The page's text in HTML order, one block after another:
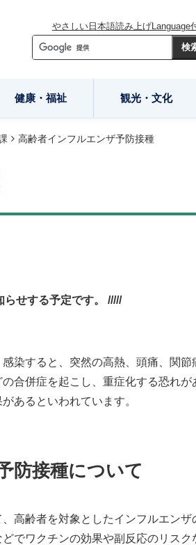
やさしい日本語読み上げLanguage
健康・福祉 観光・文化
高齢者インフルエンザ予防接種
せする予定です。 /////
染すると、突然の高熱、頭痛、関節
合併症を起こし、重症化する恐れが
あるといわれています。
防接種について
高齢者を対象としたインフルエンザ
でワクチンの効果や副反応のリスク